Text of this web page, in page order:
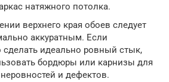
натяжного потолка.
верхнего края обоев следует
аккуратным. Если
идеально ровный стык,
бордюры или карнизы для
и дефектов.